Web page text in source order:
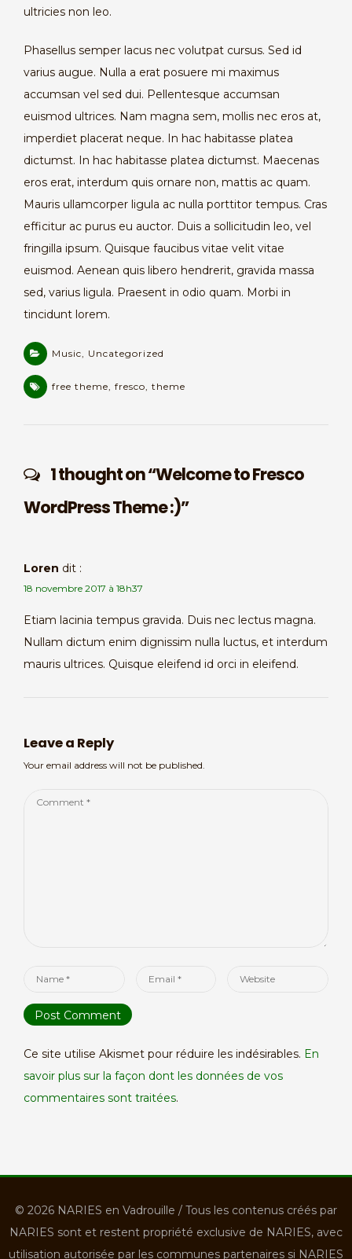
ultricies non leo.
Phasellus semper lacus nec volutpat cursus. Sed id
varius augue. Nulla a erat posuere mi maximus
accumsan vel sed dui. Pellentesque accumsan
euismod ultrices. Nam magna sem, mollis nec eros at,
imperdiet placerat neque. In hac habitasse platea
dictumst. In hac habitasse platea dictumst. Maecenas
eros erat, interdum quis ornare non, mattis ac quam.
Mauris ullamcorper ligula ac nulla porttitor tempus. Cras
efficitur ac purus eu auctor. Duis a sollicitudin leo, vel
fringilla ipsum. Quisque faucibus vitae velit vitae
euismod. Aenean quis libero hendrerit, gravida massa
sed, varius ligula. Praesent in odio quam. Morbi in
tincidunt lorem.
Music, Uncategorized
free theme, fresco, theme
1 thought on “Welcome to Fresco
WordPress Theme :)”
Loren dit :
18 novembre 2017 à 18h37
Etiam lacinia tempus gravida. Duis nec lectus magna.
Nullam dictum enim dignissim nulla luctus, et interdum
mauris ultrices. Quisque eleifend id orci in eleifend.
Leave a Reply
Your email address will not be published.
Comment
Name
Email
Website
Ce site utilise Akismet pour réduire les indésirables. En
savoir plus sur la façon dont les données de vos
commentaires sont traitées.
© 2026 NARIES en Vadrouille / Tous les contenus créés par
NARIES sont et restent propriété exclusive de NARIES, avec
utilisation autorisée par les communes partenaires si NARIES